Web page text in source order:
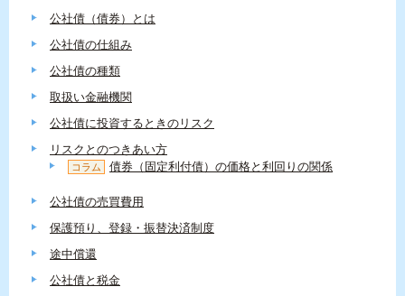
公社債（債券）とは
公社債の仕組み
公社債の種類
取扱い金融機関
公社債に投資するときのリスク
リスクとのつきあい方
コラム 債券（固定利付債）の価格と利回りの関係
公社債の売買費用
保護預り、登録・振替決済制度
途中償還
公社債と税金